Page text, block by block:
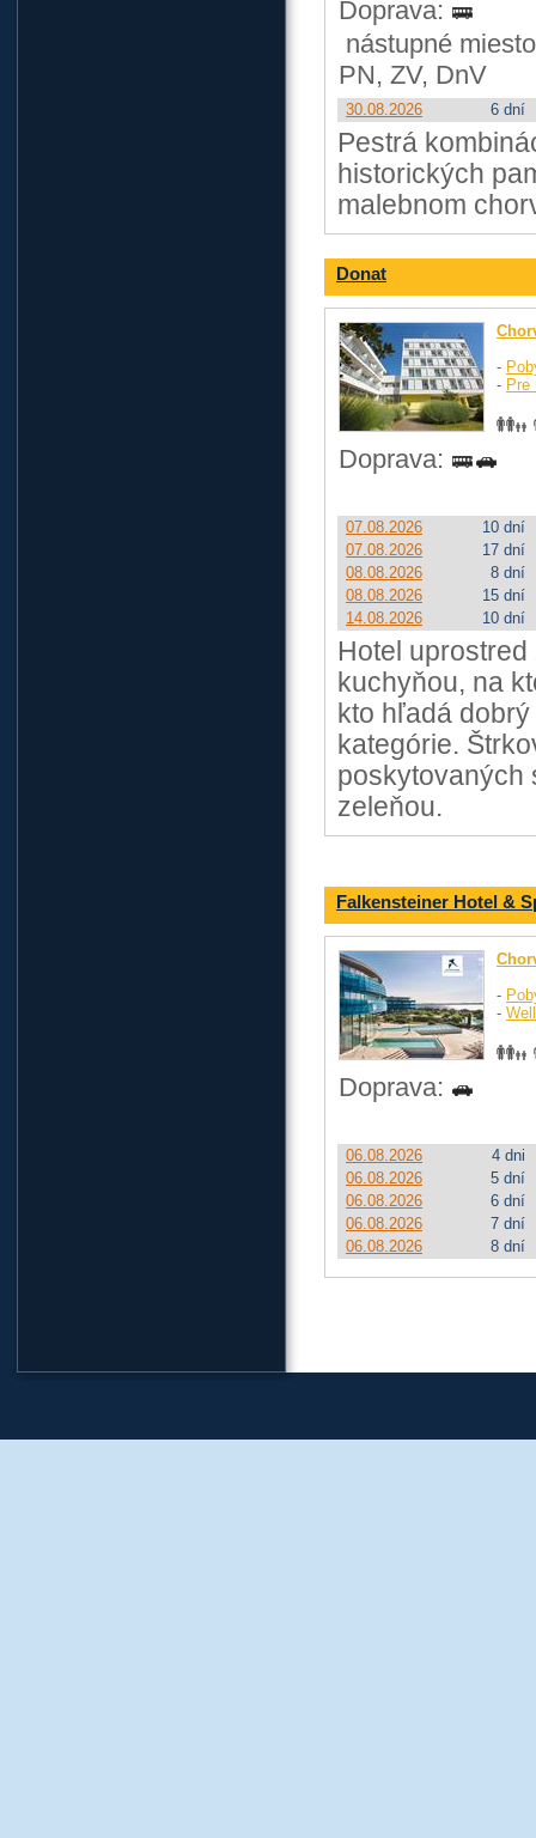
Doprava:
nástupné
PN, ZV, DnV
30.08.2026 6 dní
Pestrá
historických
malebnom
Donat
-
- Pre
Doprava:
07.08.2026
10 dní
07.08.2026
17 dní
08.08.2026
8 dní
08.08.2026
15 dní
14.08.2026
10 dní
Hotel
kuchyňou, na
kto hľadá
kategórie.
poskytovaných
zeleňou.
Falkensteiner Hotel &
-
-
Doprava:
06.08.2026
4 dni
06.08.2026
5 dní
06.08.2026
6 dní
06.08.2026
7 dní
06.08.2026
8 dní